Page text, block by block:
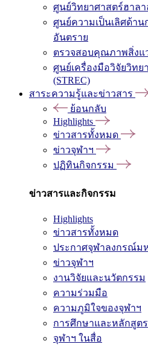
ศูนย์วิทยาศาสตร์ฮาลา
ศูนย์ความเป็นเลิศด้าน
อันตราย
ตรวจสอบคุณภาพสิ่งแ
ศูนย์เครื่องมือวิจัยวิทย
(STREC)
สาระความรู้และข่าวสาร
ย้อนกลับ
Highlights
ข่าวสารทั้งหมด
ข่าวจุฬาฯ
ปฏิทินกิจกรรม
ข่าวสารและกิจกรรม
Highlights
ข่าวสารทั้งหมด
ประกาศจุฬาลงกรณ์ม
ข่าวจุฬาฯ
งานวิจัยและนวัตกรรม
ความร่วมมือ
ความภูมิใจของจุฬาฯ
การศึกษาและหลักสูตร
จุฬาฯ ในสื่อ